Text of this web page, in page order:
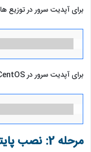
برای آپدیت سرور در توزیع‌
برای آپدیت سرور در CentOS دستور زیر را اجرا کنید:
مرحله 2: نصب پایتون X.3